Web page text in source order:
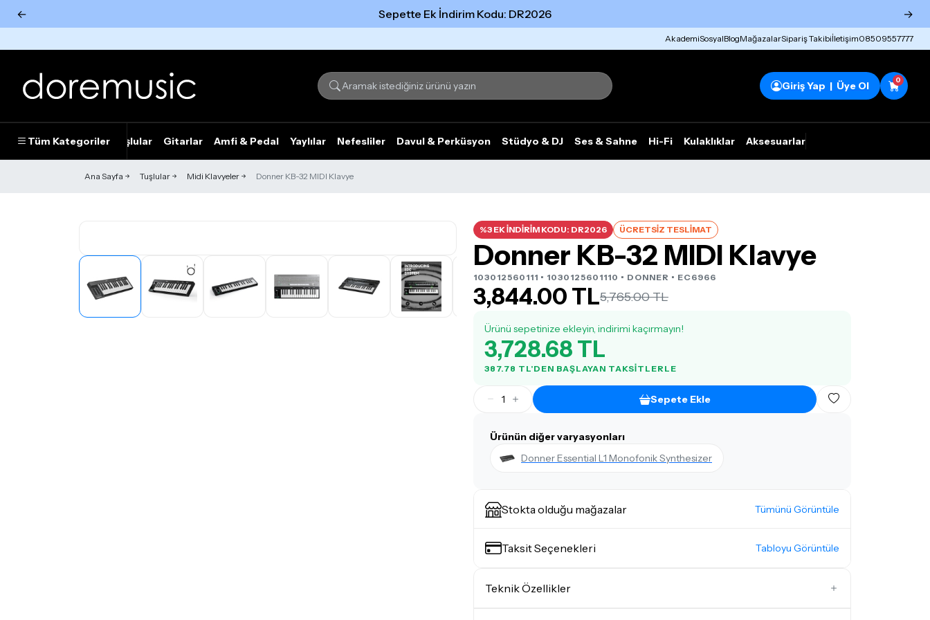
← Sepette Ek İndirim Kodu: DR2026 →
AkademiSosyalBlogMağazalarSipariş Takibiİletişim08509557777
Giriş Yap | Üye Ol 0
Tüm Kategoriler
Piyanolar Tuşlular Gitarlar Amfi & Pedal Yaylılar Nefesliler Davul & Perküsyon Stüdyo & DJ Ses & Sahne Hi-Fi Kulaklıklar Aksesuarlar
Ana Sayfa Tuşlular Midi Klavyeler Donner KB-32 MIDI Klavye
%3 EK İNDİRİM KODU: DR2026 ÜCRETSİZ TESLİMAT
Donner KB-32 MIDI Klavye
103012560111 • 1030125601110 • DONNER • EC6966
3,844.00 TL5,765.00 TL
Ürünü sepetinize ekleyin, indirimi kaçırmayın!
3,728.68 TL
387.78 TL'DEN BAŞLAYAN TAKSITLERLE
1 Sepete Ekle
Ürünün diğer varyasyonları
Donner Essential L1 Monofonik Synthesizer
Stokta olduğu mağazalar Tümünü Görüntüle
Taksit Seçenekleri Tabloyu Görüntüle
Teknik Özellikler
Tümünü Gör Tümünü gör